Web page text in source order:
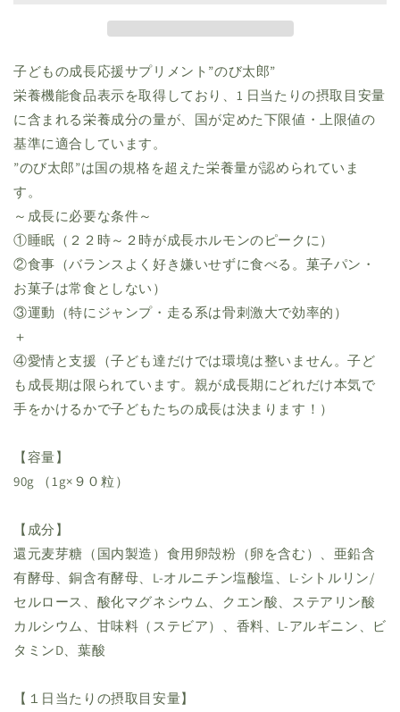
ら
す
を
や
す
子どもの成長応援サプリメント”のび太郎”
栄養機能食品表示を取得しており、1 日当たりの摂取目安量
に含まれる栄養成分の量が、国が定めた下限値・上限値の
基準に適合しています。
”のび太郎”は国の規格を超えた栄養量が認められていま
す。
～成長に必要な条件～
①睡眠（２２時～２時が成長ホルモンのピークに）
②食事（バランスよく好き嫌いせずに食べる。菓子パン・
お菓子は常食としない）
③運動（特にジャンプ・走る系は骨刺激大で効率的）
＋
④愛情と支援（子ども達だけでは環境は整いません。子ど
も成長期は限られています。親が成長期にどれだけ本気で
手をかけるかで子どもたちの成長は決まります！）
【容量】
90g （1g×９０粒）
【成分】
還元麦芽糖（国内製造）食用卵殻粉（卵を含む）、亜鉛含
有酵母、銅含有酵母、L-オルニチン塩酸塩、L-シトルリン/
セルロース、酸化マグネシウム、クエン酸、ステアリン酸
カルシウム、甘味料（ステビア）、香料、L-アルギニン、ビ
タミンD、葉酸
【１日当たりの摂取目安量】